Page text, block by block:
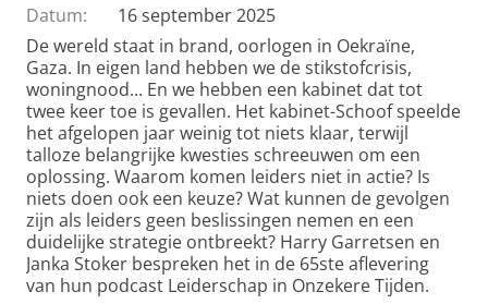
Datum:
16 september 2025
De wereld staat in brand, oorlogen in Oekraïne,
Gaza. In eigen land hebben we de stikstofcrisis,
woningnood... En we hebben een kabinet dat tot
twee keer toe is gevallen. Het kabinet-Schoof speelde
het afgelopen jaar weinig tot niets klaar, terwijl
talloze belangrijke kwesties schreeuwen om een
oplossing. Waarom komen leiders niet in actie? Is
niets doen ook een keuze? Wat kunnen de gevolgen
zijn als leiders geen beslissingen nemen en een
duidelijke strategie ontbreekt? Harry Garretsen en
Janka Stoker bespreken het in de 65ste aflevering
van hun podcast Leiderschap in Onzekere Tijden.